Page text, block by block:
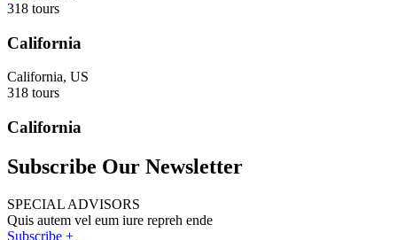
318 tours
California
California, US
318 tours
California
Subscribe Our Newsletter
SPECIAL ADVISORS
Quis autem vel eum iure repreh ende
Subscribe +